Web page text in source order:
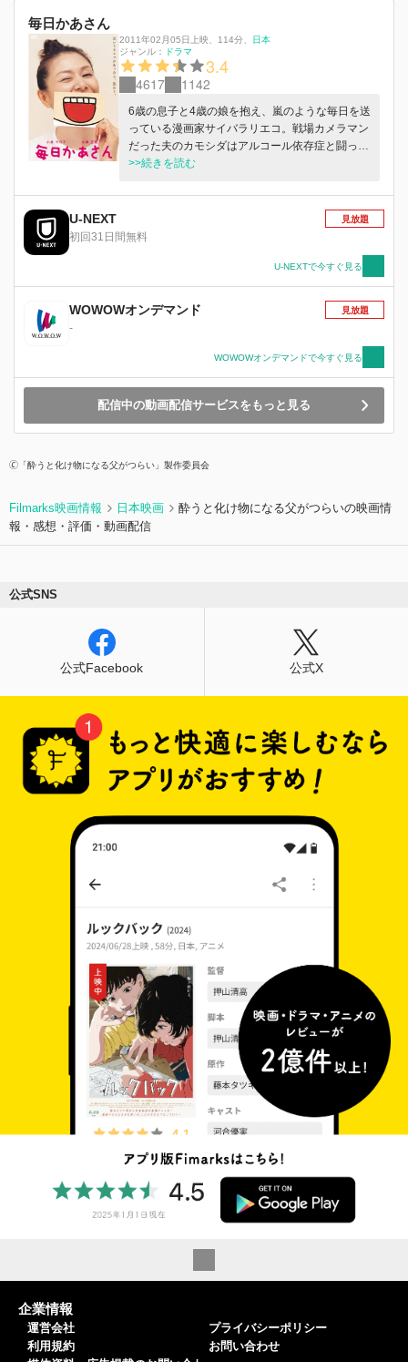
毎日かあさん
2011年02月05日上映 114分
日本
ジャンル：
ドラマ
3.4
4617 1142
6歳の息子と4歳の娘を抱え、嵐のような毎日を送
っている漫画家サイバラリエコ。戦場カメラマン
だった夫のカモシダはアルコール依存症と闘って
おり、リエコは日に日に悪化していく彼についに
ることが判明し…。
>>続きを読む
U-NEXT
初回31日間無料
見放題
U-NEXTで今すぐ見る
WOWOWオンデマンド
-
見放題
WOWOWオンデマンドで今すぐ見る
配信中の動画配信サービスをもっと見る
🄫「酔うと化け物になる父がつらい」製作委員会
Filmarks映画情報 日本映画
酔うと化け物になる父がつらいの映画情
報・感想・評価・動画配信
公式SNS
公式Facebook 公式X
企業情報
運営会社
利用規約
プライバシーポリシー
お問い合わせ